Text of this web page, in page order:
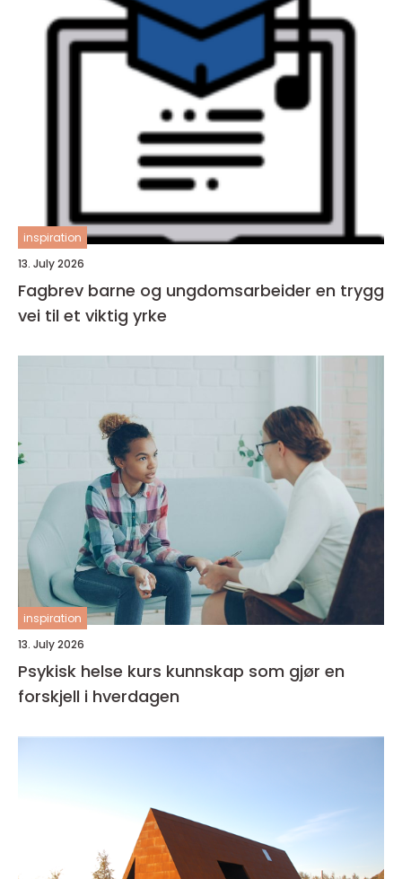
inspiration
13. July 2026
Fagbrev barne og ungdomsarbeider en trygg
vei til et viktig yrke
inspiration
13. July 2026
Psykisk helse kurs kunnskap som gjør en
forskjell i hverdagen